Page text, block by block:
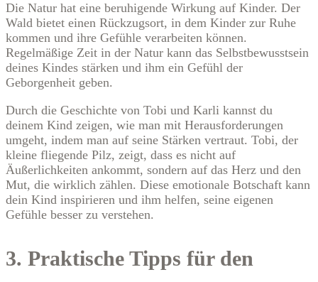
Die Natur hat eine beruhigende Wirkung auf Kinder. Der
Wald bietet einen Rückzugsort, in dem Kinder zur Ruhe
kommen und ihre Gefühle verarbeiten können.
Regelmäßige Zeit in der Natur kann das Selbstbewusstsein
deines Kindes stärken und ihm ein Gefühl der
Geborgenheit geben.
Durch die Geschichte von Tobi und Karli kannst du
deinem Kind zeigen, wie man mit Herausforderungen
umgeht, indem man auf seine Stärken vertraut. Tobi, der
kleine fliegende Pilz, zeigt, dass es nicht auf
Äußerlichkeiten ankommt, sondern auf das Herz und den
Mut, die wirklich zählen. Diese emotionale Botschaft kann
dein Kind inspirieren und ihm helfen, seine eigenen
Gefühle besser zu verstehen.
3. Praktische Tipps für den